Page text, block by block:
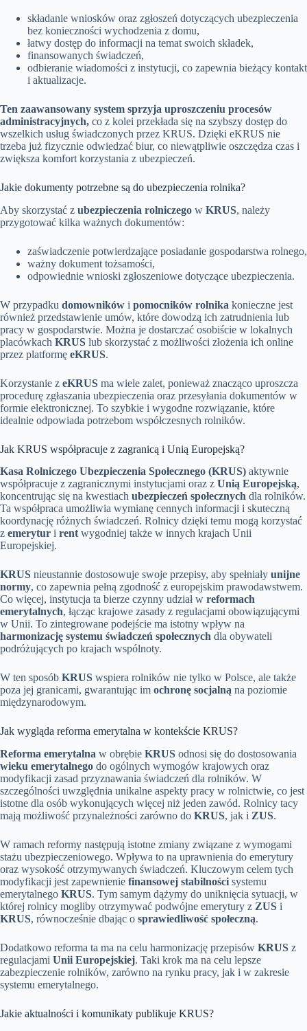
składanie wniosków oraz zgłoszeń dotyczących ubezpieczenia
bez konieczności wychodzenia z domu,
łatwy dostęp do informacji na temat swoich składek,
finansowanych świadczeń,
odbieranie wiadomości z instytucji, co zapewnia bieżący kontakt
i aktualizacje.
Ten zaawansowany system sprzyja uproszczeniu procesów
administracyjnych, co z kolei przekłada się na szybszy dostęp do
wszelkich usług świadczonych przez KRUS. Dzięki eKRUS nie
trzeba już fizycznie odwiedzać biur, co niewątpliwie oszczędza czas i
zwiększa komfort korzystania z ubezpieczeń.
Jakie dokumenty potrzebne są do ubezpieczenia rolnika?
Aby skorzystać z ubezpieczenia rolniczego w KRUS, należy
przygotować kilka ważnych dokumentów:
zaświadczenie potwierdzające posiadanie gospodarstwa rolnego,
ważny dokument tożsamości,
odpowiednie wnioski zgłoszeniowe dotyczące ubezpieczenia.
W przypadku domowników i pomocników rolnika konieczne jest
również przedstawienie umów, które dowodzą ich zatrudnienia lub
pracy w gospodarstwie. Można je dostarczać osobiście w lokalnych
placówkach KRUS lub skorzystać z możliwości złożenia ich online
przez platformę eKRUS.
Korzystanie z eKRUS ma wiele zalet, ponieważ znacząco uproszcza
procedurę zgłaszania ubezpieczenia oraz przesyłania dokumentów w
formie elektronicznej. To szybkie i wygodne rozwiązanie, które
idealnie odpowiada potrzebom współczesnych rolników.
Jak KRUS współpracuje z zagranicą i Unią Europejską?
Kasa Rolniczego Ubezpieczenia Społecznego (KRUS) aktywnie
współpracuje z zagranicznymi instytucjami oraz z Unią Europejską,
koncentrując się na kwestiach ubezpieczeń społecznych dla rolników.
Ta współpraca umożliwia wymianę cennych informacji i skuteczną
koordynację różnych świadczeń. Rolnicy dzięki temu mogą korzystać
z emerytur i rent wygodniej także w innych krajach Unii
Europejskiej.
KRUS nieustannie dostosowuje swoje przepisy, aby spełniały unijne
normy, co zapewnia pełną zgodność z europejskim prawodawstwem.
Co więcej, instytucja ta bierze czynny udział w reformach
emerytalnych, łącząc krajowe zasady z regulacjami obowiązującymi
w Unii. To zintegrowane podejście ma istotny wpływ na
harmonizację systemu świadczeń społecznych dla obywateli
podróżujących po krajach wspólnoty.
W ten sposób KRUS wspiera rolników nie tylko w Polsce, ale także
poza jej granicami, gwarantując im ochronę socjalną na poziomie
międzynarodowym.
Jak wygląda reforma emerytalna w kontekście KRUS?
Reforma emerytalna w obrębie KRUS odnosi się do dostosowania
wieku emerytalnego do ogólnych wymogów krajowych oraz
modyfikacji zasad przyznawania świadczeń dla rolników. W
szczególności uwzględnia unikalne aspekty pracy w rolnictwie, co jest
istotne dla osób wykonujących więcej niż jeden zawód. Rolnicy tacy
mają możliwość przynależności zarówno do KRUS, jak i ZUS.
W ramach reformy następują istotne zmiany związane z wymogami
stażu ubezpieczeniowego. Wpływa to na uprawnienia do emerytury
oraz wysokość otrzymywanych świadczeń. Kluczowym celem tych
modyfikacji jest zapewnienie finansowej stabilności systemu
emerytalnego KRUS. Tym samym dążymy do uniknięcia sytuacji, w
której rolnicy mogliby otrzymywać podwójne emerytury z ZUS i
KRUS, równocześnie dbając o sprawiedliwość społeczną.
Dodatkowo reforma ta ma na celu harmonizację przepisów KRUS z
regulacjami Unii Europejskiej. Taki krok ma na celu lepsze
zabezpieczenie rolników, zarówno na rynku pracy, jak i w zakresie
systemu emerytalnego.
Jakie aktualności i komunikaty publikuje KRUS?